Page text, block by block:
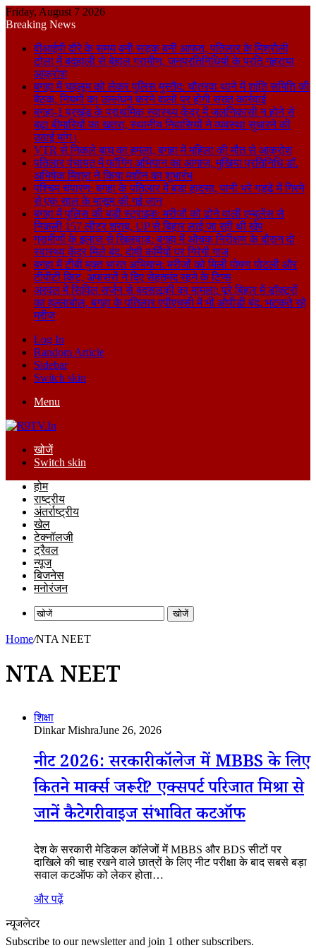
Friday, August 7 2026
Breaking News
वीआईपी दौरे के समय बनी सड़क बनी आफत, पतिलार के मिश्रौली
टोला में बदहाली से बेहाल ग्रामीण, जनप्रतिनिधियों के प्रति गहराया
आक्रोश
बगहा में चहलूम को लेकर पुलिस मुस्तैद: चौतरवा थाने में शांति समिति की
बैठक, नियमों का उल्लंघन करने वालों पर होगी सख्त कार्रवाई
बगहा-1 प्रखंड के प्राथमिक स्वास्थ्य केंद्र में जलनिकासी न होने से
बढ़ा बीमारियों का खतरा, स्थानीय निवासियों ने व्यवस्था सुधारने की
उठाई मांग।
VTR से निकले बाघ का हमला, बगहा में महिला की मौत से आक्रोश
पतिलार पंचायत में फॉगिंग अभियान का आगाज, मुखिया प्रतिनिधि डॉ.
अभिषेक मिश्रा ने किया मशीन का शुभारंभ
पश्चिम चंपारण: बगहा के पतिलार में बड़ा हादसा, पानी भरे गड्ढे में गिरने
से एक साल के मासूम की गई जान
बगहा में पुलिस की बड़ी स्ट्राइक: मरीजों को ढोने वाली एम्बुलेंस से
निकली 157 लीटर शराब, UP से बिहार लाई जा रही थी खेप
ग्रामीणों के इलाज से खिलवाड़: बगहा में औचक निरीक्षण के दौरान दो
स्वास्थ्य केंद्र मिले बंद, दोषी कर्मियों पर गिरेगी गाज
बगहा में टीबी मुक्त भारत अभियान: मरीजों को मिली पोषण पोटली और
टीपीटी किट, अफसरों ने दिए सेहतमंद रहने के टिप्स
अरवल में सिविल सर्जन से बदसलूकी का मामला: पूरे बिहार में डॉक्टरों
का हल्लाबोल, बगहा के पतिलार एपीएचसी में भी ओपीडी बंद, भटकते रहे
मरीज
Log In
Random Article
Sidebar
Switch skin
Menu
खोजें
Switch skin
होम
राष्ट्रीय
अंतर्राष्ट्रीय
खेल
टेक्नॉलजी
ट्रैवल
न्यूज
बिजनेस
मनोरंजन
खोजें
Home/NTA NEET
NTA NEET
शिक्षा
Dinkar MishraJune 26, 2026
नीट 2026: सरकारी कॉलेज में MBBS के लिए
कितने मार्क्स जरूरी? एक्सपर्ट परिजात मिश्रा से
जानें कैटेगरी वाइज संभावित कटऑफ
देश के सरकारी मेडिकल कॉलेजों में MBBS और BDS सीटों पर
दाखिले की चाह रखने वाले छात्रों के लिए नीट परीक्षा के बाद सबसे बड़ा
सवाल कटऑफ को लेकर होता…
और पढ़ें
न्यूजलेटर
Subscribe to our newsletter and join 1 other subscribers.